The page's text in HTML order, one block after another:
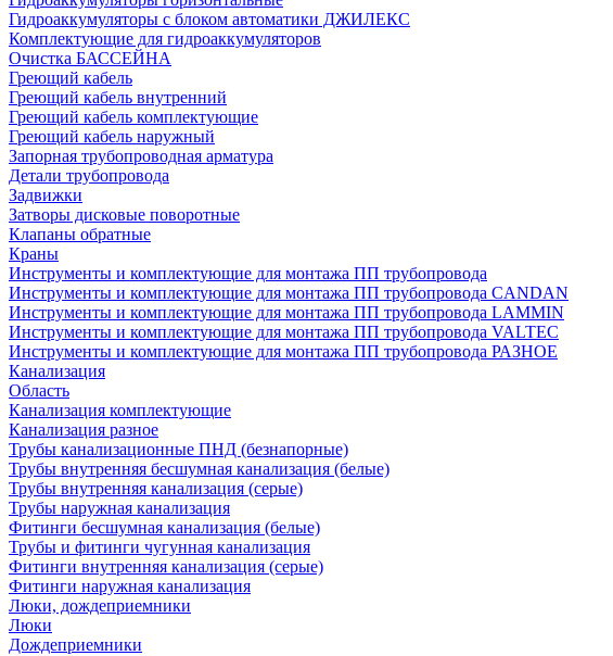
Гидроаккумуляторы с блоком автоматики ДЖИЛЕКС
Комплектующие для гидроаккумуляторов
Очистка БАССЕЙНА
Греющий кабель
Греющий кабель внутренний
Греющий кабель комплектующие
Греющий кабель наружный
Запорная трубопроводная арматура
Детали трубопровода
Задвижки
Затворы дисковые поворотные
Клапаны обратные
Краны
Инструменты и комплектующие для монтажа ПП трубопровода
Инструменты и комплектующие для монтажа ПП трубопровода CANDAN
Инструменты и комплектующие для монтажа ПП трубопровода LAMMIN
Инструменты и комплектующие для монтажа ПП трубопровода VALTEC
Инструменты и комплектующие для монтажа ПП трубопровода РАЗНОЕ
Канализация
Область
Канализация комплектующие
Канализация разное
Трубы канализационные ПНД (безнапорные)
Трубы внутренняя бесшумная канализация (белые)
Трубы внутренняя канализация (серые)
Трубы наружная канализация
Фитинги бесшумная канализация (белые)
Трубы и фитинги чугунная канализация
Фитинги внутренняя канализация (серые)
Фитинги наружная канализация
Люки, дождеприемники
Люки
Дождеприемники